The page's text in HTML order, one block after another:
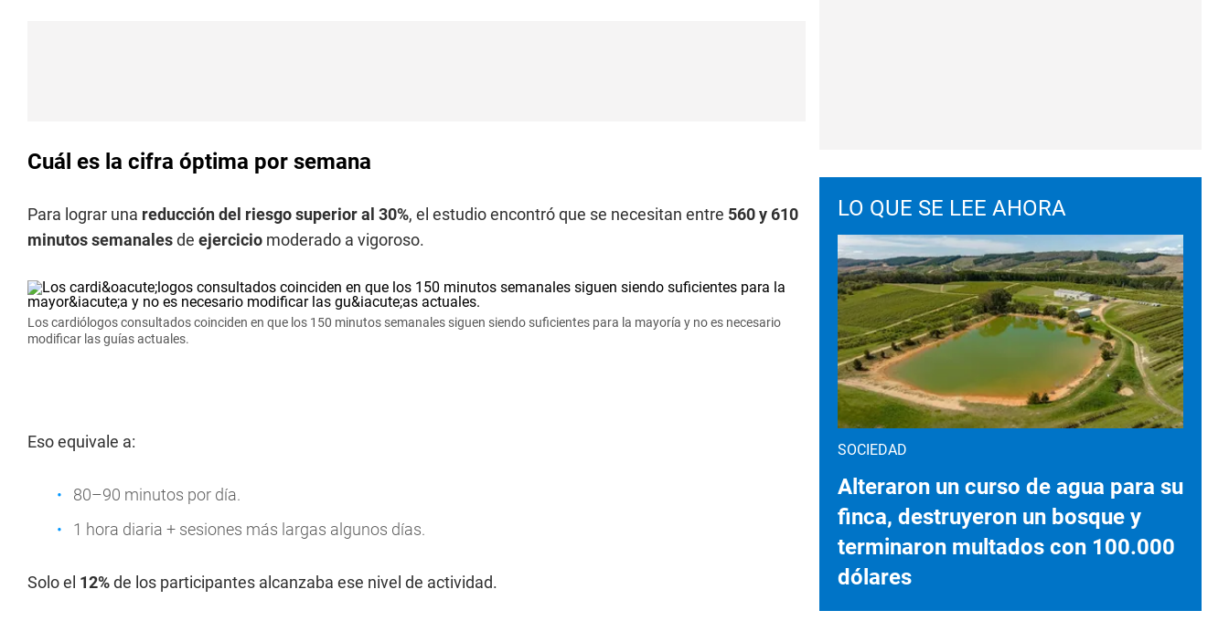
Cuál es la cifra óptima por semana
Para lograr una reducción del riesgo superior al 30%, el estudio encontró que se necesitan entre 560 y 610
minutos semanalesde ejercicio moderado a vigoroso.
Los cardiólogos consultados coinciden en que los 150 minutos semanales siguen siendo suficientes para la mayoría y no es necesario
modificar las guías actuales.
Eso equivale a:
80–90 minutos por día.
1 hora diaria + sesiones más largas algunos días.
Solo el 12%de los participantes alcanzaba ese nivel de actividad.
LO QUE SE LEE AHORA
SOCIEDAD
Alteraron un curso de agua para su
finca, destruyeron un bosque y
terminaron multados con 100.000
dólares